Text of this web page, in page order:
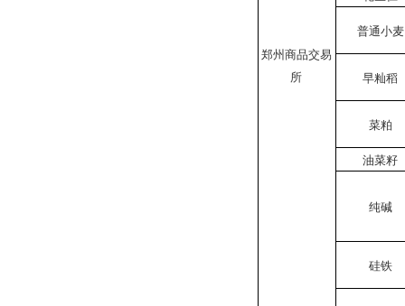
郑州商品交易
所
普通小麦
早籼稻
菜粕
油菜籽
纯碱
硅铁